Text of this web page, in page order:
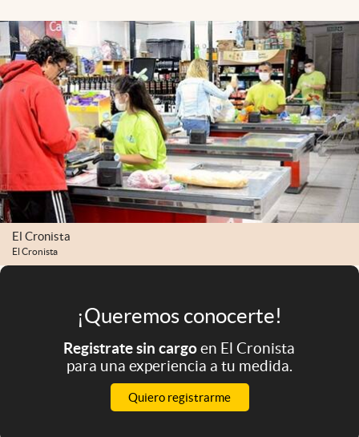
Infotechnology
Clase
Clima
Mundial 2026
Eventos Corporativos
El Cronista Studio
Mediakit
abre en nueva pestaña
El Cronista
El Cronista
¡Queremos conocerte!
Registrate sin cargoen El Cronista
para una experiencia a tu medida.
Quiero registrarme